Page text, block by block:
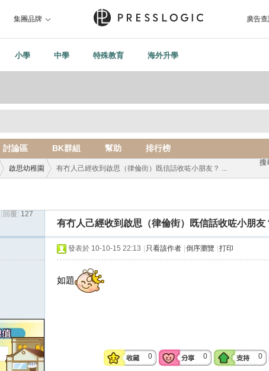
集團品牌 廣告查
小學 中學 特殊教育 海外升學
討論區 BK群組 幫助 排行榜
搜
啟思幼稚園 有冇人己經收到啟思（律倫街）既信話收咗小朋友？ ...
回覆: 127
有冇人己經收到啟思（律倫街）既信話收咗小朋友
發表於 10-10-15 22:13 只看該作者 倒序瀏覽 打印
如題
0 0 0